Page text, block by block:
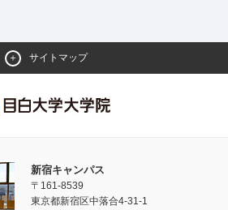
サイトマップ
新宿キャンパス
〒161-8539
東京都新宿区中落合4-31-1